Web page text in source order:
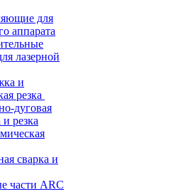
для
аппарата
лазерной
и
резка
дуговая
резка
сварка и
части ARC